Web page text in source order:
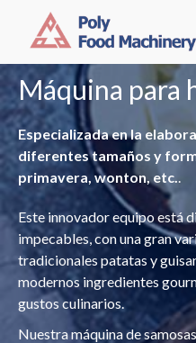
contenido
Máquina para
Especializada en la
diferentes tamaños y
primavera, wonton, etc.
Este innovador equipo está
impecables, con una gran
tradicionales patatas y
modernos ingredientes
gustos culinarios.
Nuestra máquina de